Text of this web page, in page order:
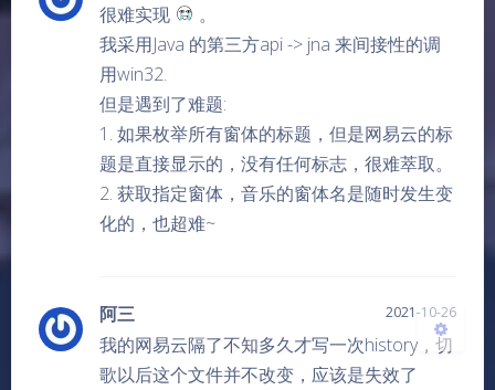
Sans Serif Serif
浅阴影 深阴影
很难实现
。
我采用Java 的第三方api -> jna 来间接性的调
用win32.
但是遇到了难题:
1. 如果枚举所有窗体的标题，但是网易云的标
题是直接显示的，没有任何标志，很难萃取。
2. 获取指定窗体，音乐的窗体名是随时发生变
化的，也超难~
阿三 2021-10-26
我的网易云隔了不知多久才写一次history，切
歌以后这个文件并不改变，应该是失效了